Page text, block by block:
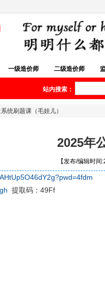
一级造价师 二级造价师
站内搜索：
统刷题课（毛娃儿）
2025年
【发布/编辑时
提取码：49Ff